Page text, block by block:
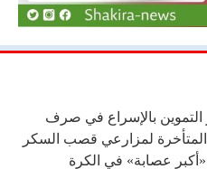
التموين بالإسراع في صرف
المتأخرة لمزارعي قصب السكر
عصابة» في الكرة